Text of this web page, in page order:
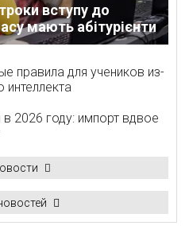
вступу до
мають абітурієнти
правила для учеников из-
интеллекта
2026 году: импорт вдвое